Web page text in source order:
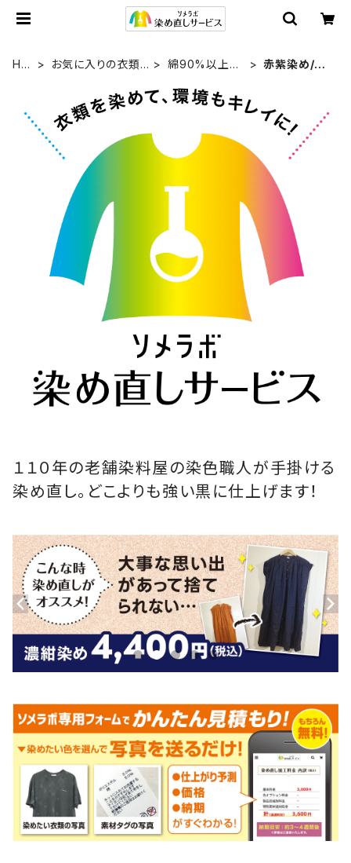
HO
お気に入りの衣類
綿90%以上
赤紫染め/M
１１０年の老舗染料屋の染色職人が手掛ける
染め直し。どこよりも強い黒に仕上げます！